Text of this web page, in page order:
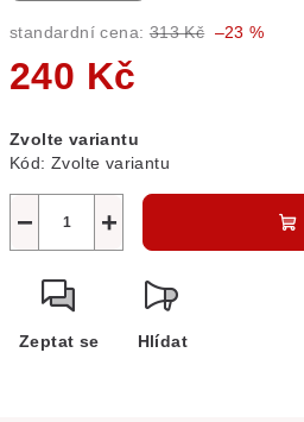
standardní cena: 313 Kč –23 %
240 Kč
cena:
Zvolte variantu
Kód: Zvolte variantu
+
−
Zeptat se Hlídat